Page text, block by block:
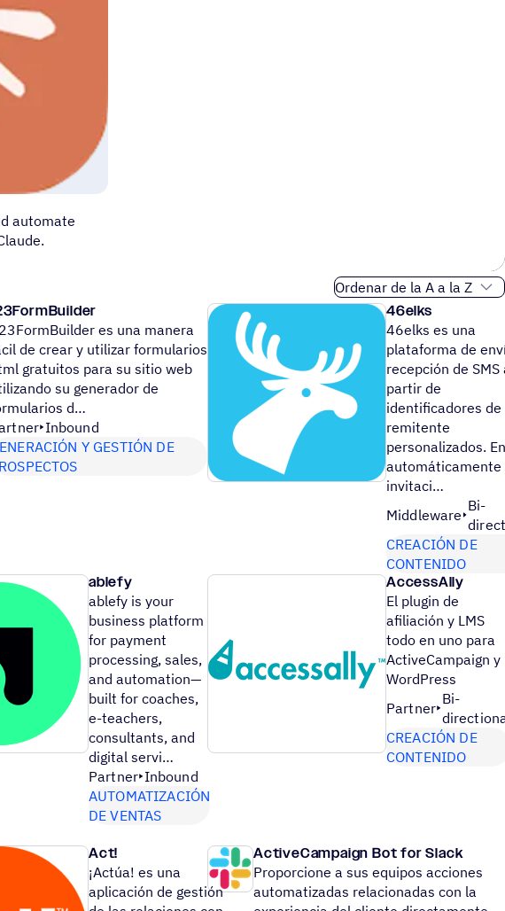
auto­mate
Orden de clasificación
es una manera
de crear y utilizar formularios
gratuitos para su sitio web
su generador de
d…
Inbound
Y GESTIÓN DE
46elks
46elks es una
plataforma de
recepción de SMS
partir de
identificadores de
remitente
personalizados.
automáticamente
invitaci…
Middleware
Bi-
CREACIÓN DE
CONTENIDO
ablefy
ablefy is your
business platform
for payment
processing, sales,
and automation—
built for coaches,
e-teachers,
consultants, and
digital servi…
Partner Inbound
AUTOMATIZACIÓN
DE VENTAS
AccessAlly
El plugin de
afiliación y LMS
todo en uno para
ActiveCampaign y
WordPress
Partner
Bi-
CREACIÓN DE
CONTENIDO
Act!
¡Actúa! es una
aplicación de gestión
ActiveCampaign Bot for Slack
Proporcione a sus equipos acciones
automatizadas relacionadas con la